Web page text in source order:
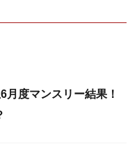
月度マンスリー結果！